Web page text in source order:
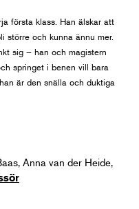
första klass. Han älskar att
större och kunna ännu mer.
sig – han och magistern
springet i benen vill bara
är den snälla och duktiga
Anna van der Heide,